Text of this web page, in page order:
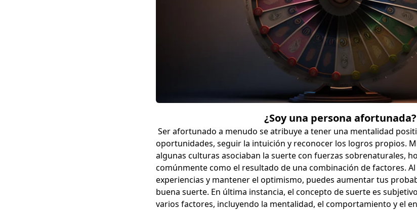
¿Soy una persona afortunada?
Ser afortunado a menudo se atribuye a tener una mentalidad
oportunidades, seguir la intuición y reconocer los logros propios.
algunas culturas asociaban la suerte con fuerzas sobrenaturales,
comúnmente como el resultado de una combinación de factores.
experiencias y mantener el optimismo, puedes aumentar tus
buena suerte. En última instancia, el concepto de suerte es
varios factores, incluyendo la mentalidad, el comportamiento y el